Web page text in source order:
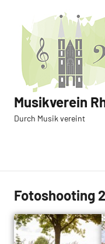
Inhalt
springen
Musikverein
Durch Musik vereint
Fotoshooting